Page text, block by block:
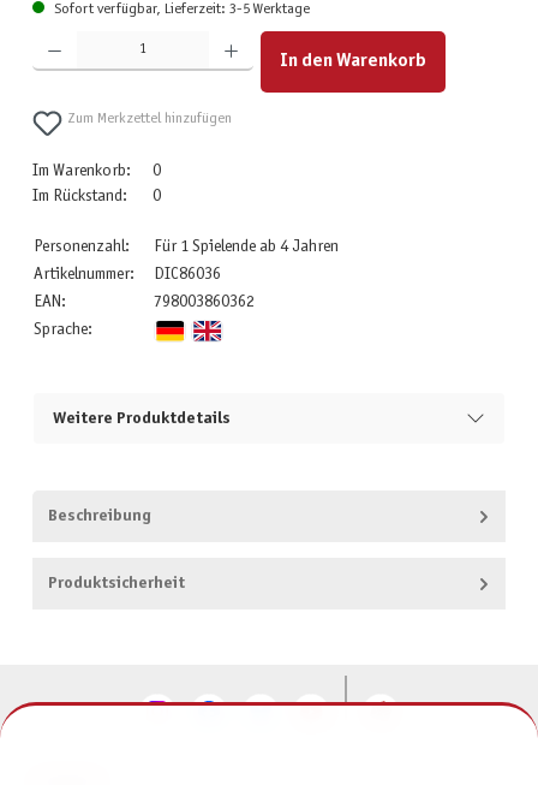
Sofort verfügbar, Lieferzeit: 3-5 Werktage
Produkt Anzahl: Gib den gewünschten Wert ein oder benutze die Schaltflächen um die Anzahl zu
In den Warenkorb
Zum Merkzettel hinzufügen
Im Warenkorb:
0
Im Rückstand:
0
Personenzahl:
Für 1 Spielende ab 4 Jahren
Artikelnummer:
DIC86036
EAN:
798003860362
Sprache:
Weitere Produktdetails
Beschreibung
Produktsicherheit